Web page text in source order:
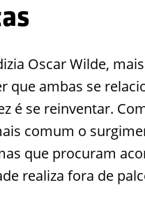
Oscar Wilde,
que ambas se
é se reinventar.
comum o
que procuram
realiza fora de